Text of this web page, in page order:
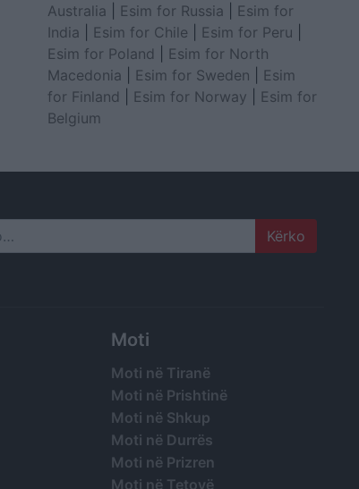
Australia
Esim for Russia
Esim for
India
Esim for Chile Esim for Peru
Esim for Poland
Esim for North
Macedonia
Esim for Sweden
Esim
for Finland
Esim for Norway
Esim for
Belgium
Moti
Moti në Tiranë
Moti në Prishtinë
Moti në Shkup
Moti në Durrës
Moti në Prizren
Moti në Tetovë